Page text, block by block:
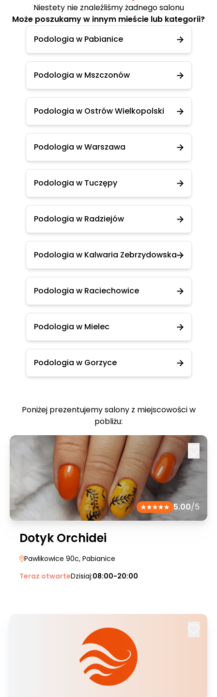
Niestety nie znaleźliśmy żadnego salonu
Może poszukamy w innym mieście lub kategorii?
Podologia w Pabianice
Podologia w Mszczonów
Podologia w Ostrów Wielkopolski
Podologia w Warszawa
Podologia w Tuczępy
Podologia w Radziejów
Podologia w Kalwaria Zebrzydowska
Podologia w Raciechowice
Podologia w Mielec
Podologia w Gorzyce
Poniżej prezentujemy salony z miejscowości w
pobliżu:
5.00/5
Dotyk Orchidei
Pawlikowice 90c, Pabianice
Teraz otwarteDzisiaj:08:00-20:00